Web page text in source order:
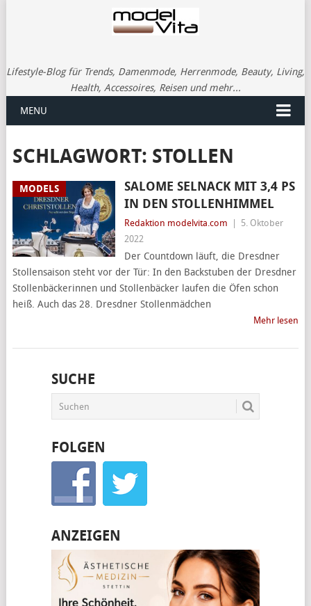
Lifestyle-Blog für Trends, Damenmode, Herrenmode, Beauty, Living,
Health, Accessoires, Reisen und mehr...
MENU
SCHLAGWORT: STOLLEN
MODELS
SALOME SELNACK MIT 3,4 PS
IN DEN STOLLENHIMMEL
Redaktion modelvita.com
5. Oktober
2022
Der Countdown läuft, die Dresdner
Stollensaison steht vor der Tür: In den Backstuben der Dresdner
Stollenbäckerinnen und Stollenbäcker laufen die Öfen schon
heiß. Auch das 28. Dresdner Stollenmädchen
Mehr lesen
SUCHE
FOLGEN
ANZEIGEN